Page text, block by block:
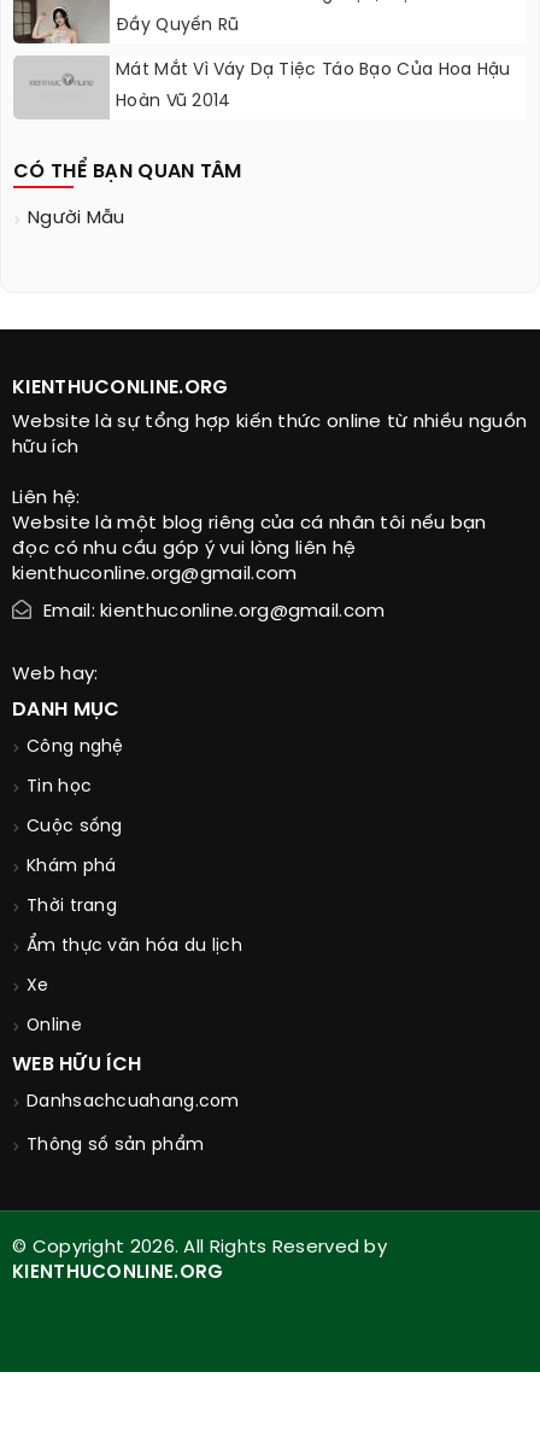
Đầy Quyến Rũ
Mát Mắt Vì Váy Dạ Tiệc Táo Bạo Của Hoa Hậu
Hoàn Vũ 2014
CÓ THỂ BẠN QUAN TÂM
Người Mẫu
KIENTHUCONLINE.ORG
Website là sự tổng hợp kiến thức online từ nhiều nguồn
hữu ích
Liên hệ:
Website là một blog riêng của cá nhân tôi nếu bạn
đọc có nhu cầu góp ý vui lòng liên hệ
kienthuconline.org@gmail.com
Email: kienthuconline.org@gmail.com
Web hay:
DANH MỤC
Công nghệ
Tin học
Cuộc sống
Khám phá
Thời trang
Ẩm thực văn hóa du lịch
Xe
Online
WEB HỮU ÍCH
Danhsachcuahang.com
Thông số sản phẩm
© Copyright 2026. All Rights Reserved by
KIENTHUCONLINE.ORG